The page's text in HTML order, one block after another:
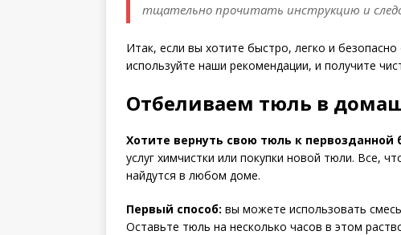
тщательно прочитать инструкцию и
Итак, если вы хотите быстро, легко и
используйте наши рекомендации, и получите
Отбеливаем тюль в
Хотите вернуть свою тюль к первозданной
услуг химчистки или покупки новой тюли. Все,
найдутся в любом доме.
Первый способ: вы можете использовать
Оставьте тюль на несколько часов в этом